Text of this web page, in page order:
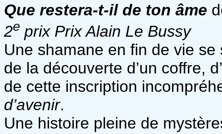
Que restera-t-il de ton âme
2e prix Prix Alain Le Bussy
Une shamane en fin de vie
de la découverte d’un coffre,
de cette inscription
d’avenir.
Une histoire pleine de